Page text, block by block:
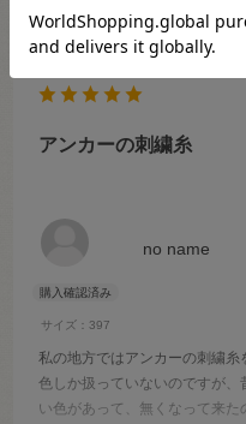
絞り込み
no name
サイズ：397
アンカーの刺繍糸
私の地方ではアンカーの刺繍
色しか扱っていないのですが
い色があって、無くなって来た